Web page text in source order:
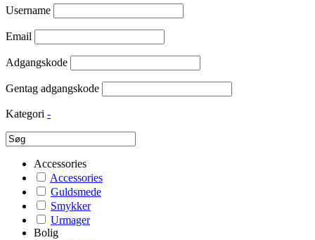
Username
Email
Adgangskode
Gentag adgangskode
Kategori -
Accessories
Accessories
Guldsmede
Smykker
Urmager
Bolig